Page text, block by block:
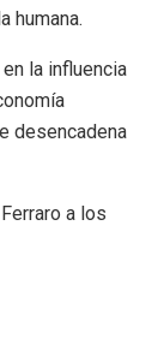
humana.
la influencia
desencadena
a los